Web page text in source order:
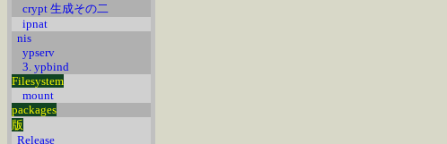
crypt 生成その二
ipnat
nis
ypserv
3. ypbind
Filesystem
mount
packages
版
Release